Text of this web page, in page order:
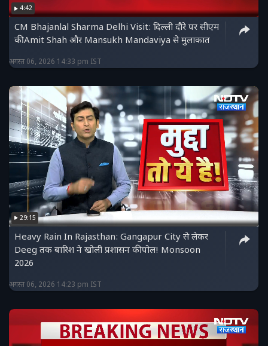
4:42
CM Bhajanlal Sharma Delhi Visit: दिल्ली दौरे पर सीएम
की Amit Shah और Mansukh Mandaviya से मुलाकात
अगस्त 06, 2026 14:33 pm IST
29:15
Heavy Rain In Rajasthan: Gangapur City से लेकर
Deeg तक बारिश ने खोली प्रशासन की पोल! Monsoon
2026
अगस्त 06, 2026 14:23 pm IST